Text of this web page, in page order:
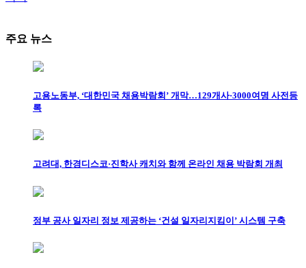
주요 뉴스
고용노동부, ‘대한민국 채용박람회’ 개막…129개사·3000여명 사전등
록
고려대, 한경디스코·진학사 캐치와 함께 온라인 채용 박람회 개최
정부 공사 일자리 정보 제공하는 ‘건설 일자리지킴이’ 시스템 구축